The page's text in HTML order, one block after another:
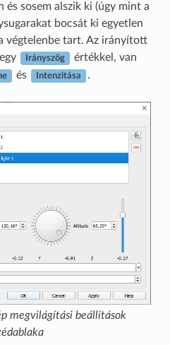
és sosem alszik ki (úgy mint a
bocsát ki egyetlen
végtelenbe tart. Az irányított
Irányszög értékkel, van
és Intenzitása .
megvilágítási beállítások